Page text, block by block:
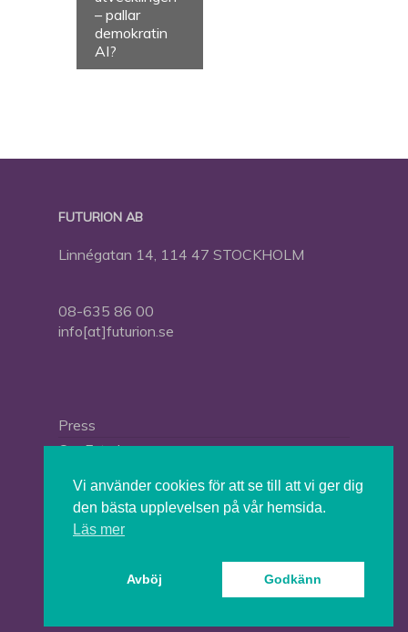
– pallar
demokratin
AI?
FUTURION AB
Linnégatan 14, 114 47 STOCKHOLM
08-635 86 00
info[at]futurion.se
Press
Om Futurion
Vi använder cookies för att se till att vi ger dig
den bästa upplevelsen på vår hemsida.
Läs mer
Avböj Godkänn